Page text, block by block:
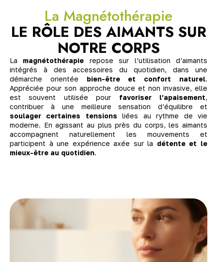
La Magnétothérapie
LE RÔLE DES AIMANTS SUR
NOTRE CORPS
La magnétothérapie repose sur l’utilisation d’aimants
intégrés à des accessoires du quotidien, dans une
démarche orientée bien-être et confort naturel.
Appréciée pour son approche douce et non invasive, elle
est souvent utilisée pour favoriser l’apaisement,
contribuer à une meilleure sensation d’équilibre et
soulager certaines tensions liées au rythme de vie
moderne. En agissant au plus près du corps, les aimants
accompagnent naturellement les mouvements et
participent à une expérience axée sur la détente et le
mieux-être au quotidien.